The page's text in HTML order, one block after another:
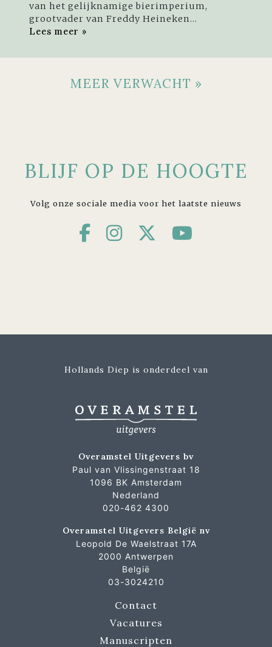
van het gelijknamige bierimperium,
grootvader van Freddy Heineken...
Lees meer »
MEER VERWACHT »
BLIJF OP DE HOOGTE
Volg onze sociale media voor het laatste nieuws
Hollands Diep is onderdeel van
Overamstel Uitgevers bv
Paul van Vlissingenstraat 18
1096 BK Amsterdam
Nederland
020-462 4300
Overamstel Uitgevers België nv
Leopold De Waelstraat 17A
2000 Antwerpen
België
03-3024210
Contact
Vacatures
Manuscripten